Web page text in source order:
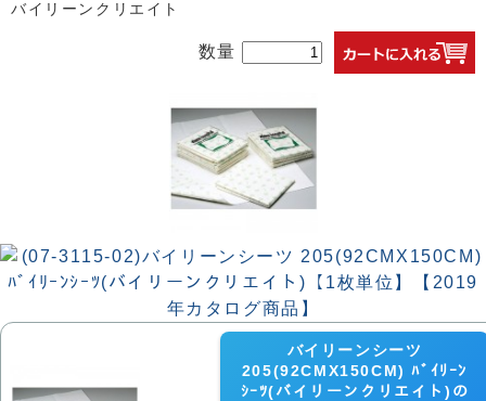
バイリーンクリエイト
数量
バイリーンシーツ
205(92CMX150CM) ﾊﾞｲﾘｰﾝ
ｼｰﾂ(バイリーンクリエイト)の